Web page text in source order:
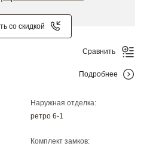
со скидкой
Наружная отделка:
ретро 6-1
Комплект замков:
Сравнить
Подробнее